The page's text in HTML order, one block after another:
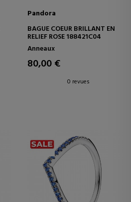
Pandora
BAGUE COEUR BRILLANT EN
RELIEF ROSE 188421C04
Anneaux
80,00 €
0 revues